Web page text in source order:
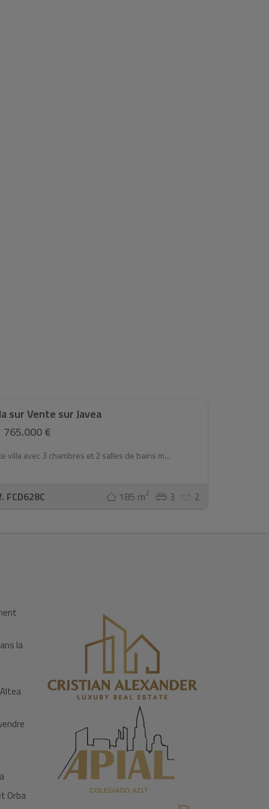
sur Vente sur Javea
765.000 €
villa avec 3 chambres et 2 salles de bains m...
FCD628C 185 m2 3 2
la
Orba